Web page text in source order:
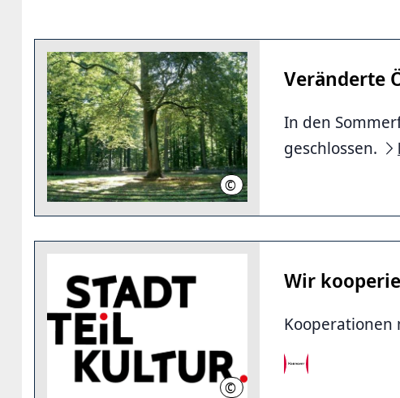
© Corinna Heins
Veränderte
In den
geschlossen.
© LHH
Wir
Kooperationen